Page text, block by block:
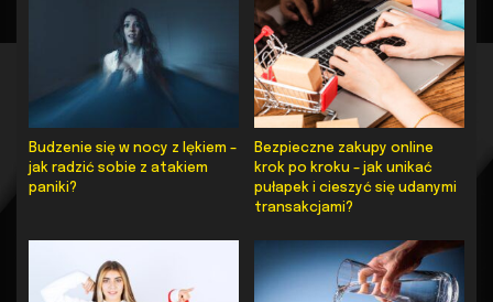
Budzenie się w nocy z lękiem –
jak radzić sobie z atakiem
paniki?
Bezpieczne zakupy online
krok po kroku – jak unikać
pułapek i cieszyć się udanymi
transakcjami?